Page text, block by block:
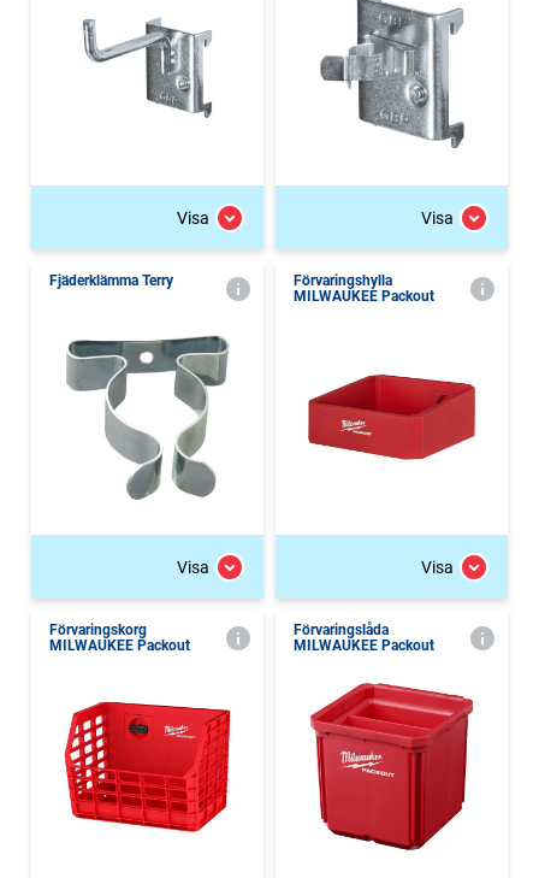
Visa Visa
Fjäderklämma Terry
Visa
Förvaringshylla
MILWAUKEE Packout
Visa
Förvaringskorg
MILWAUKEE Packout
Förvaringslåda
MILWAUKEE Packout